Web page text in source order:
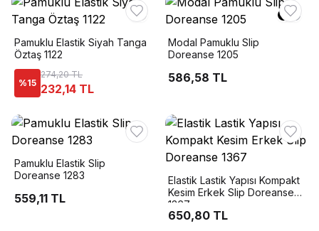
Pamuklu Elastik Siyah Tanga
Öztaş 1122
%15
274,20 TL
232,14 TL
Modal Pamuklu Slip
Doreanse 1205
586,58 TL
Pamuklu Elastik Slip
Doreanse 1283
559,11 TL
Elastik Lastik Yapısı Kompakt
Kesim Erkek Slip Doreanse
1367
650,80 TL